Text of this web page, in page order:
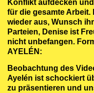
Konflikt aufdecken
für die gesamte
wieder aus, Wunsch
Parteien, Denise ist
nicht unbefangen.
AYELÉN:
Beobachtung des
Ayelén ist schockiert
zu präsentieren und